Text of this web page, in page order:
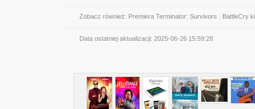
Zobacz również: Premiera Terminator: Survivors BattleCry
Data ostatniej aktualizacji: 2025-06-26 15:59:28